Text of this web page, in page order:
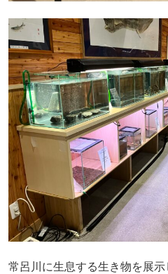
常呂川に生息する生き物を展